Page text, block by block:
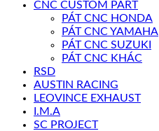
CNC CUSTOM PART
PÁT CNC HONDA
PÁT CNC YAMAHA
PÁT CNC SUZUKI
PÁT CNC KHÁC
RSD
AUSTIN RACING
LEOVINCE EXHAUST
I.M.A
SC PROJECT